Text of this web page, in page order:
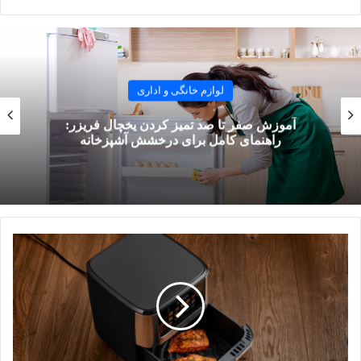
روزانه یک ساعته از آن، هزینه برق کمی را به قبض ماهانه اضافه
می‌کند.
چرا باید از هواپز استفاده کنیم؟
بافت ترد بدون دردسر:هواپز نتایجی مشابه سرخ‌کن‌های عمیق
(پر از روغن) ایجاد می‌کند، اما بدون کثیف‌کاری و چالش‌های
تمیز کردن روغن زیاد.
سرخ‌کرده، چیکن استریپس و پیاز سوخاری در هواپز بسیار
تردتر از فر معمولی می‌شوند.
سلامت و سرعت:
این دستگاه با استفاده از مقدار بسیار کمی
روغن، غذاهای سالم، سریع و لذیذی آماده می‌کند که برای
زندگی‌های پرمشغله امروزی ایده‌آل است.
حفظ کیفیت پروتئین‌ها:گوشت‌ها و پروتئین‌ها در هواپز
لوازم خانگی و اداری
آموزش صفر تا صد تمیز کردن یخچال فریزر:
راهنمای کامل برای درخشش آشپزخانه